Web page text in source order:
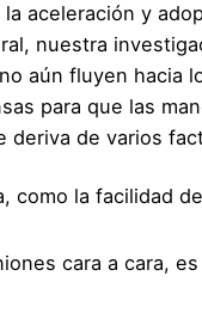
aceleración y
nuestra
aún fluyen hacia
para que las
deriva de varios
como la facilidad
cara a cara, es